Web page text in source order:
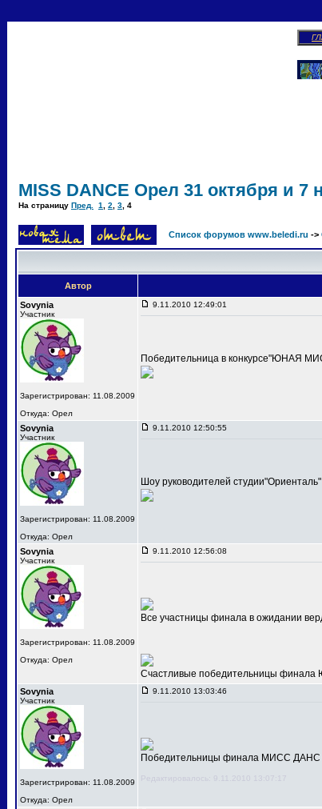
MISS DANCE Орел 31 октября и 7
На страницу Пред. 1 2 3 4
Список форумов www.beledi.ru ->
Автор
Sovynia
Участник
Зарегистрирован: 11.08.2009
Откуда: Орел
9.11.2010 12:49:01
Победительница в конкурсе"ЮНАЯ
Sovynia
Участник
Зарегистрирован: 11.08.2009
Откуда: Орел
9.11.2010 12:50:55
Шоу руководителей студии"Ориенталь"
Sovynia
Участник
Зарегистрирован: 11.08.2009
Откуда: Орел
9.11.2010 12:56:08
Все участницы финала в ожидании
Счастливые победительницы финала
Sovynia
Участник
Зарегистрирован: 11.08.2009
Откуда: Орел
9.11.2010 13:03:46
Победительницы финала МИСС ДАНС
Редактировалось: 9.11.2010 13:07:17